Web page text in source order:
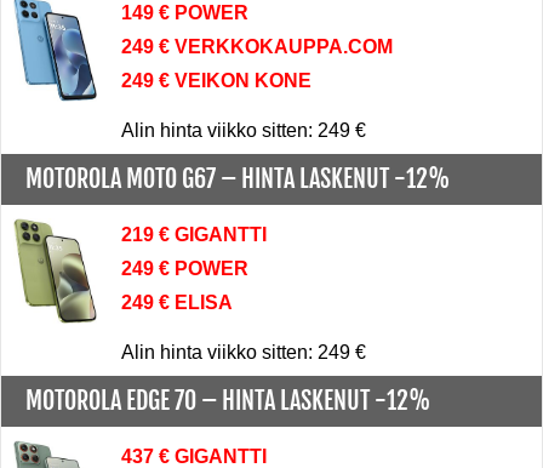
149 € POWER
249 € VERKKOKAUPPA.COM
249 € VEIKON KONE
Alin hinta viikko sitten: 249 €
MOTOROLA MOTO G67 – HINTA LASKENUT -12%
219 € GIGANTTI
249 € POWER
249 € ELISA
Alin hinta viikko sitten: 249 €
MOTOROLA EDGE 70 – HINTA LASKENUT -12%
437 € GIGANTTI